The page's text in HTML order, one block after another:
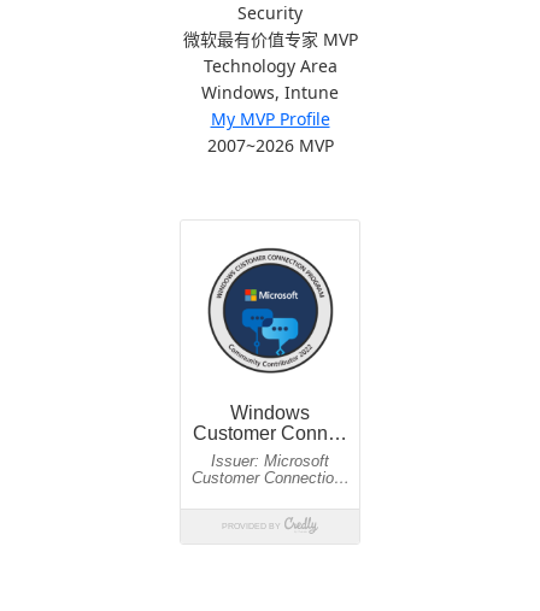
Security
微软最有价值专家 MVP
Technology Area
Windows, Intune
My MVP Profile
2007~2026 MVP